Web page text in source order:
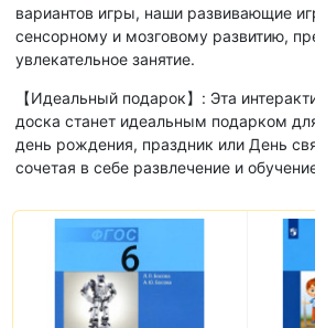
вариантов игры, наши развивающие
сенсорному и мозговому развитию,
увлекательное занятие.
【Идеальный подарок】: Эта
доска станет идеальным подарком
день рождения, праздник или День
сочетая в себе развлечение и